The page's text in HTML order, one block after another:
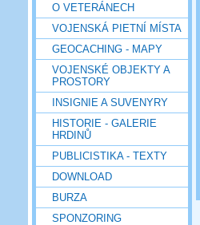
O VETERÁNECH
VOJENSKÁ PIETNÍ MÍSTA
GEOCACHING - MAPY
VOJENSKÉ OBJEKTY A
PROSTORY
INSIGNIE A SUVENYRY
HISTORIE - GALERIE
HRDINŮ
PUBLICISTIKA - TEXTY
DOWNLOAD
BURZA
SPONZORING